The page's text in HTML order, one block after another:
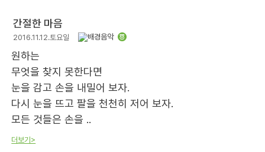
간절한 마음
2016.11.12.토요일
원하는
무엇을 찾지 못한다면
눈을 감고 손을 내밀어 보자.
다시 눈을 뜨고 팔을 천천히 저어 보자.
모든 것들은 손을 ..
더보기>